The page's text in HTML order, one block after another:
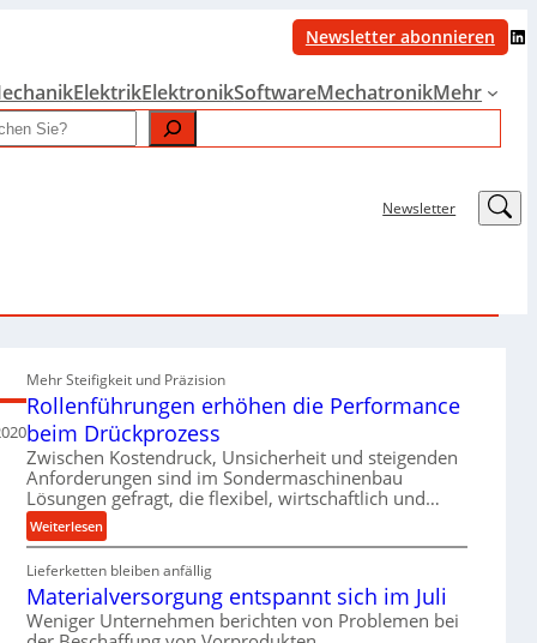
Newsletter abonnieren LinkedIn
ElektrikElektronikSoftwareMechatronikMehr
Newsletter LinkedIn
Mehr Steifigkeit und Präzision
Rollenführungen erhöhen die Performance
beim Drückprozess
Zwischen Kostendruck, Unsicherheit und steigenden
Anforderungen sind im Sondermaschinenbau
Lösungen gefragt, die flexibel, wirtschaftlich und…
Weiterlesen:
R
o
l
l
e
Lieferketten bleiben anfällig
Materialversorgung entspannt sich im Juli
Weniger Unternehmen berichten von Problemen bei